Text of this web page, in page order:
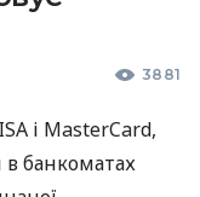
3881
і MasterCard,
банкоматах